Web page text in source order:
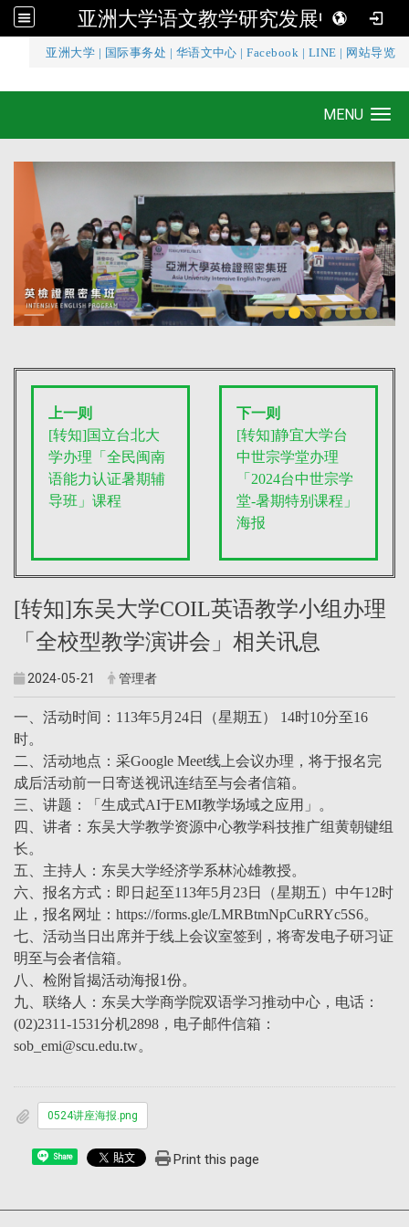
亚洲大学语文教学研究发展中心
亚洲大学 国际事务处 华语文中心 |Facebook LINE 网站导览
亚洲大学语文教学研究发展中心
MENU
上一则
[转知]国立台北大
学办理「全民闽南
语能力认证暑期辅
导班」课程
下一则
[转知]静宜大学台
中世宗学堂办理
「2024台中世宗学
堂-暑期特别课程」
海报
[转知]东吴大学COIL英语教学小组办理
「全校型教学演讲会」相关讯息
2024-05-21 管理者
一、活动时间：113年5月24日（星期五） 14时10分至16
时。
二、活动地点：采Google Meet线上会议办理，将于报名完
成后活动前一日寄送视讯连结至与会者信箱。
三、讲题：「生成式AI于EMI教学场域之应用」。
四、讲者：东吴大学教学资源中心教学科技推广组黄朝键组
长。
五、主持人：东吴大学经济学系林沁雄教授。
六、报名方式：即日起至113年5月23日（星期五）中午12时
止，报名网址：https://forms.gle/LMRBtmNpCuRRYc5S6。
七、活动当日出席并于线上会议室签到，将寄发电子研习证
明至与会者信箱。
八、检附旨揭活动海报1份。
九、联络人：东吴大学商学院双语学习推动中心，电话：
(02)2311-1531分机2898，电子邮件信箱：
sob_emi@scu.edu.tw。
0524讲座海报.png
Share Print this page